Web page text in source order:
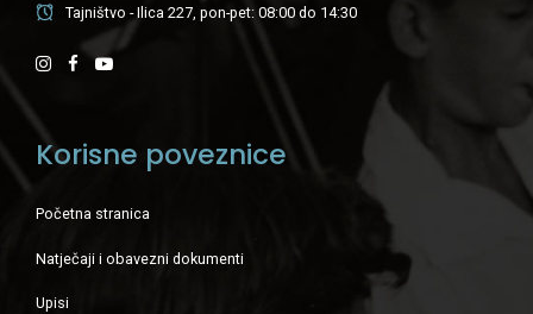
Tajništvo - Ilica 227, pon-pet: 08:00 do 14:30
Korisne poveznice
Početna stranica
Natječaji i obavezni dokumenti
Upisi